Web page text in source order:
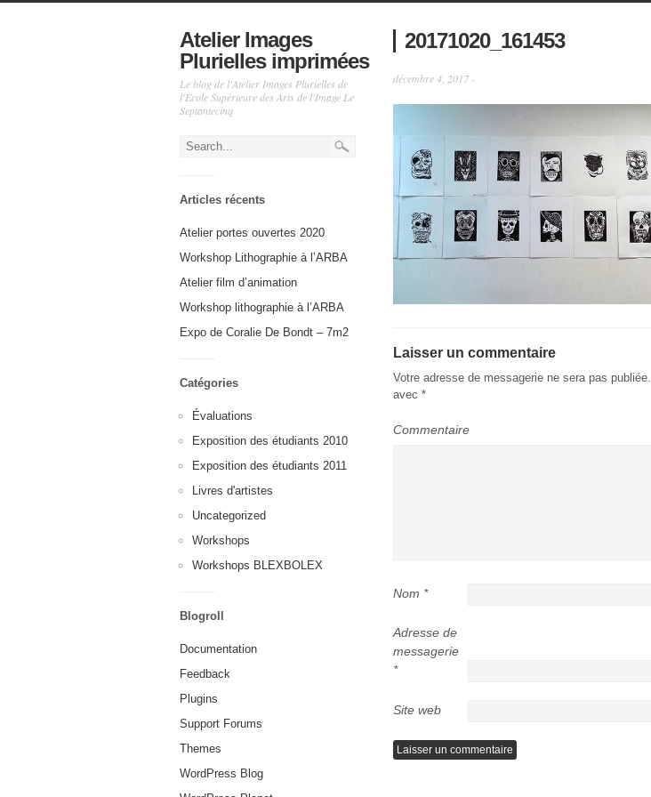
Atelier Images
Plurielles imprimées
Le blog de l'Atelier Images Plurielles de
l'Ecole Supérieure des Arts de l'Image Le
Septantecinq
Articles récents
Atelier portes ouvertes 2020
Workshop Lithographie à l’ARBA
Atelier film d’animation
Workshop lithographie à l’ARBA
Expo de Coralie De Bondt – 7m2
Catégories
Évaluations
Exposition des étudiants 2010
Exposition des étudiants 2011
Livres d'artistes
Uncategorized
Workshops
Workshops BLEXBOLEX
Blogroll
Documentation
Feedback
Plugins
Support Forums
Themes
WordPress Blog
20171020_161453
décembre 4, 2017 -
Laisser un commentaire
Votre adresse de messagerie ne sera pas publiée.
avec *
Commentaire
Nom *
Adresse de
messagerie
*
Site web